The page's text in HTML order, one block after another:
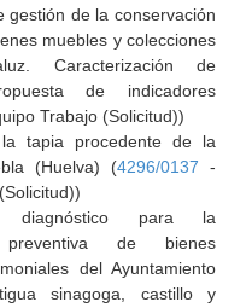
gestión de la conservación
muebles y colecciones
Caracterización de
de indicadores
Trabajo (Solicitud))
tapia procedente de la
(Huelva) (4296/0137 -
diagnóstico para la
preventiva de bienes
del Ayuntamiento
sinagoga, castillo y